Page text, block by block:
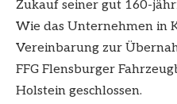
Zukauf seiner gut 160-
Wie das Unternehmen in
Vereinbarung zur
FFG Flensburger
Holstein geschlossen.